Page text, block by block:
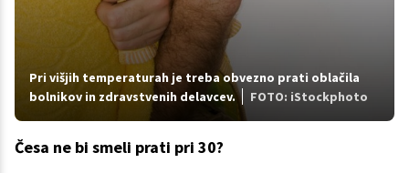
Pri višjih temperaturah je treba obvezno prati oblačila
bolnikov in zdravstvenih delavcev.
FOTO: iStockphoto
Česa ne bi smeli prati pri 30?